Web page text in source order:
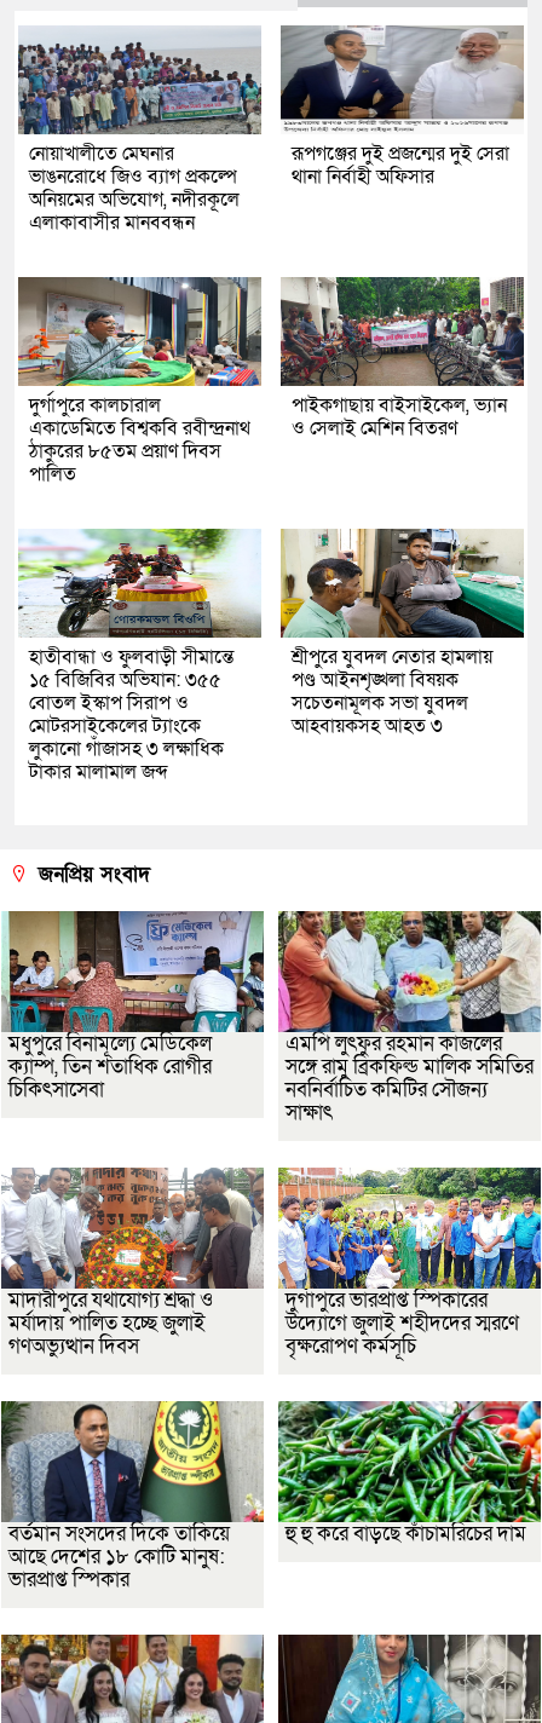
নোয়াখালীতে মেঘনার
ভাঙনরোধে জিও ব্যাগ প্রকল্পে
অনিয়মের অভিযোগ, নদীরকূলে
এলাকাবাসীর মানববন্ধন
রূপগঞ্জের দুই প্রজন্মের দুই সেরা
থানা নির্বাহী অফিসার
দুর্গাপুরে কালচারাল
একাডেমিতে বিশ্বকবি রবীন্দ্রনাথ
ঠাকুরের ৮৫তম প্রয়াণ দিবস
পালিত
পাইকগাছায় বাইসাইকেল, ভ্যান
ও সেলাই মেশিন বিতরণ
হাতীবান্ধা ও ফুলবাড়ী সীমান্তে
১৫ বিজিবির অভিযান: ৩৫৫
বোতল ইস্কাপ সিরাপ ও
মোটরসাইকেলের ট্যাংকে
লুকানো গাঁজাসহ ৩ লক্ষাধিক
টাকার মালামাল জব্দ
শ্রীপুরে যুবদল নেতার হামলায়
পণ্ড আইনশৃঙ্খলা বিষয়ক
সচেতনামূলক সভা যুবদল
আহবায়কসহ আহত ৩
জনপ্রিয় সংবাদ
মধুপুরে বিনামূল্যে মেডিকেল
ক্যাম্প, তিন শতাধিক রোগীর
চিকিৎসাসেবা
এমপি লুৎফুর রহমান কাজলের
সঙ্গে রামু ব্রিকফিল্ড মালিক সমিতির
নবনির্বাচিত কমিটির সৌজন্য
সাক্ষাৎ
মাদারীপুরে যথাযোগ্য শ্রদ্ধা ও
মর্যাদায় পালিত হচ্ছে জুলাই
গণঅভ্যুত্থান দিবস
দুর্গাপুরে ভারপ্রাপ্ত স্পিকারের
উদ্যোগে জুলাই শহীদদের স্মরণে
বৃক্ষরোপণ কর্মসূচি
বর্তমান সংসদের দিকে তাকিয়ে
আছে দেশের ১৮ কোটি মানুষ:
ভারপ্রাপ্ত স্পিকার
হু হু করে বাড়ছে কাঁচামরিচের দাম